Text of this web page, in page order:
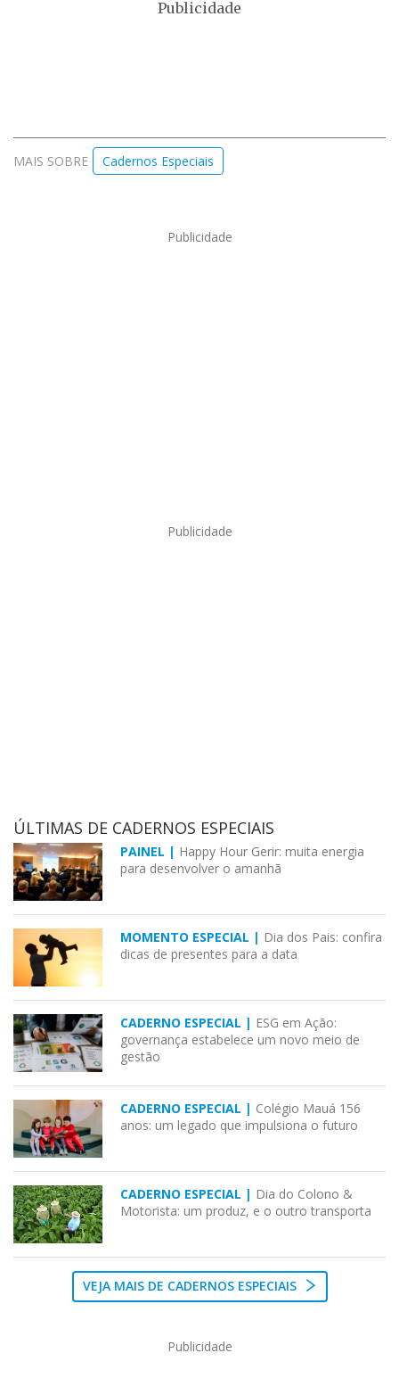
Publicidade
MAIS SOBRE Cadernos Especiais
Publicidade
Publicidade
ÚLTIMAS DE CADERNOS ESPECIAIS
PAINEL | Happy Hour Gerir: muita energia
para desenvolver o amanhã
MOMENTO ESPECIAL | Dia dos Pais: confira
dicas de presentes para a data
CADERNO ESPECIAL | ESG em Ação:
governança estabelece um novo meio de
gestão
CADERNO ESPECIAL | Colégio Mauá 156
anos: um legado que impulsiona o futuro
CADERNO ESPECIAL | Dia do Colono &
Motorista: um produz, e o outro transporta
VEJA MAIS DE CADERNOS ESPECIAIS
Publicidade